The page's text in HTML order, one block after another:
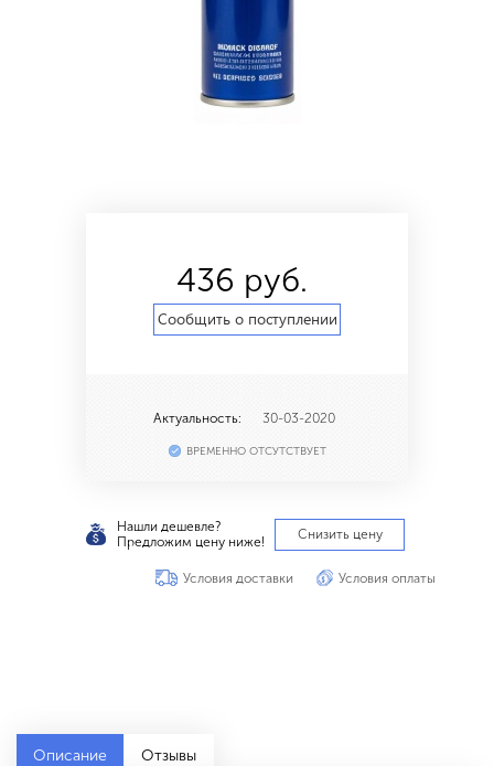
436 руб.
Сообщить о поступлении
Актуальность: 30-03-2020
ВРЕМЕННО ОТСУТСТВУЕТ
Нашли дешевле?
Предложим цену ниже!
Снизить цену
Условия доставки Условия оплаты
Описание Отзывы